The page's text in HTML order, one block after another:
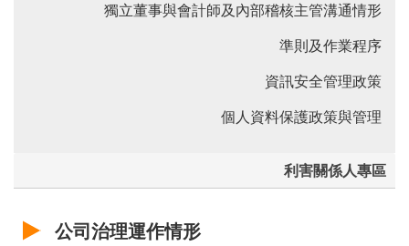
獨立董事與會計師及內部稽核主管溝通情形
準則及作業程序
資訊安全管理政策
個人資料保護政策與管理
利害關係人專區
公司治理運作情形